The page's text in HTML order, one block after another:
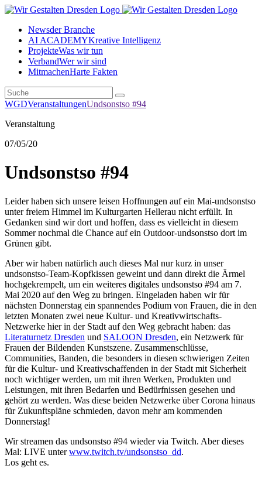
Newsder Branche
AI ACADEMYKreative Intelligenz
ProjekteWas wir tun
VerbandWer wir sind
MitmachenHarte Fakten
WGDVeranstaltungenUndsonstso #94
Veranstaltung
07/05/20
Undsonstso #94
Leider haben sich unsere leisen Hoffnungen auf ein Mai-undsonstso
unter freiem Himmel im Kulturgarten Hellerau nicht erfüllt. In
Gedanken sind wir dort und hoffen, dass es vielleicht in diesem
Sommer nochmal die Chance auf ein Outdoor-undsonstso dort im
Grünen gibt.
Aber wir haben natürlich auch dieses Mal nur kurz in unser
undsonstso-Team-Kopfkissen geweint und dann direkt die Ärmel
hochgekrempelt, um ein weiteres digitales undsonstso #94 am 7.
Mai 2020 auf den Weg zu bringen. Eingeladen haben wir für
nächsten Donnerstag ein spannendes Podium von Frauen, die in den
letzten Monaten zwei neue Kultur- und Kreativwirtschafts-
Netzwerke hier in der Stadt auf den Weg gebracht haben: das
Literaturnetz Dresden und SALOON Dresden, ein Netzwerk für
Frauen der Bildenden Kunstszene. Zusammenschlüsse,
Communities, Banden, die besonders in diesen schwierigen Zeiten
für die Kultur- und Kreativschaffenden in der Stadt mit Sicherheit
noch wichtiger werden, um mit ihren Werken, Produkten und
Leistungen, mit ihren Bedarfen und Bedürfnissen gesehen und
gehört zu werden. Was diese beiden Netzwerke über Corona hinaus
für Zukunftspläne schmieden, davon mehr am kommenden
Donnerstag!
Wir streamen das undsonstso #94 wieder via Twitch. Aber dieses
Mal: LIVE unterwww.twitch.tv/undsonstso_dd.
Los geht es.